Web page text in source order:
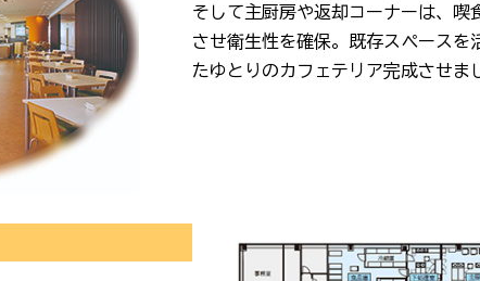
そして主厨房や返却コーナーは、
させ衛生性を確保。既存スペースを
たゆとりのカフェテリア完成させま